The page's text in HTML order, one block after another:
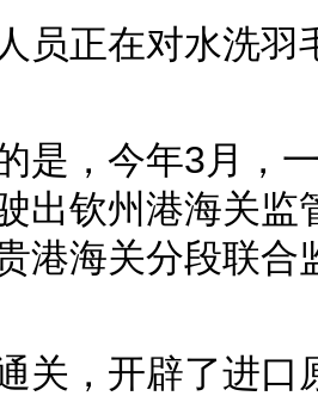
员正在对水洗羽
是，今年3月，
出钦州港海关监
港海关分段联合
关，开辟了进口